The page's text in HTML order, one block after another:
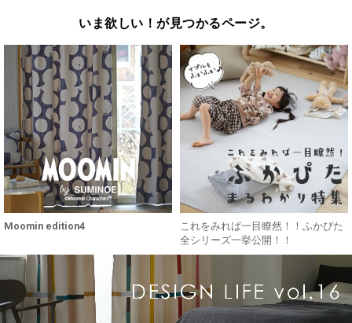
いま欲しい！が見つかるページ。
Moomin edition4
これをみれば一目瞭然！！ふかぴた
全シリーズ一挙公開！！